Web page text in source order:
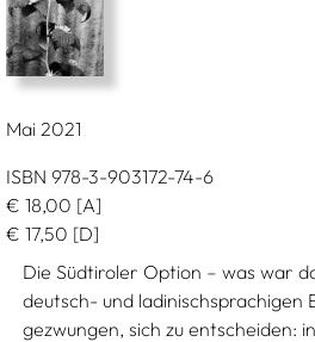
Mai 2021
ISBN 978-3-903172-74-6
€ 18,00 [A]
€ 17,50 [D]
Die Südtiroler Option – was war
deutsch- und ladinischsprachigen
gezwungen, sich zu entscheiden: